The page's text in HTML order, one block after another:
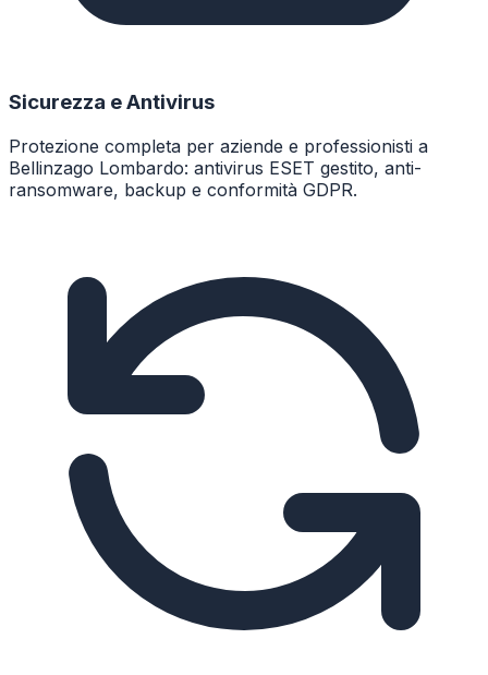
Sicurezza e Antivirus
Protezione completa per aziende e professionisti a
Bellinzago Lombardo: antivirus ESET gestito, anti-
ransomware, backup e conformità GDPR.